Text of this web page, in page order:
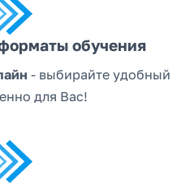
обучения
- выбирайте удобный
для Вас!